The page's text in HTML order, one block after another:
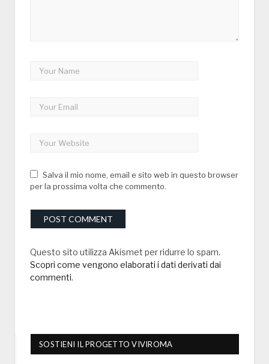
Salva il mio nome, email e sito web in questo browser
per la prossima volta che commento.
Questo sito utilizza Akismet per ridurre lo spam.
Scopri come vengono elaborati i dati derivati dai
commenti.
SOSTIENI IL PROGETTO VIVIROMA